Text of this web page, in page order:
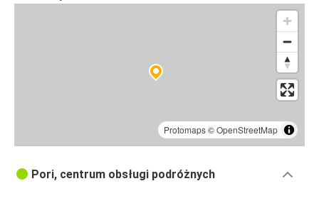
Protomaps©OpenStreetMap
Pori, centrum obsługi podróżnych